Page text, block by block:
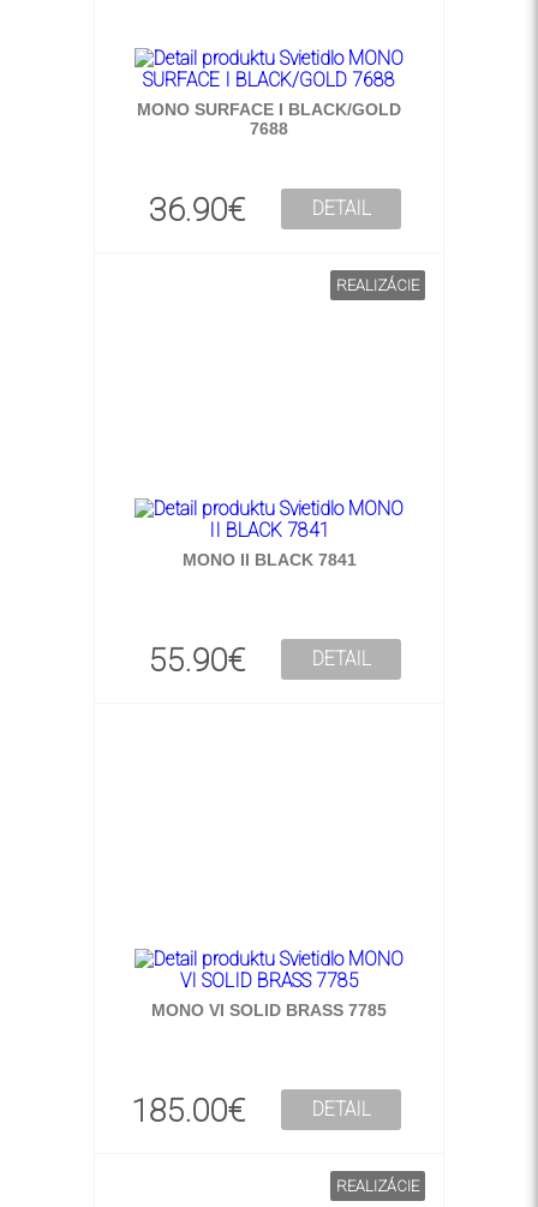
MONO SURFACE I BLACK/GOLD
7688
36.90€ DETAIL
REALIZÁCIE
MONO II BLACK 7841
55.90€ DETAIL
MONO VI SOLID BRASS 7785
185.00€ DETAIL
REALIZÁCIE